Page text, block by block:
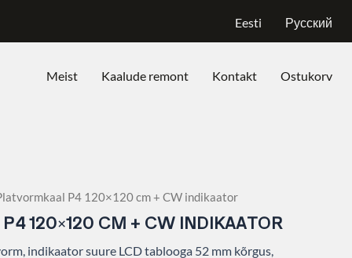
Eesti Русский
Meist Kaalude remont Kontakt Ostukorv
P4 120×120 cm + CW indikaator
120×120 CM + CW INDIKAATOR
indikaator suure LCD tablooga 52 mm kõrgus,